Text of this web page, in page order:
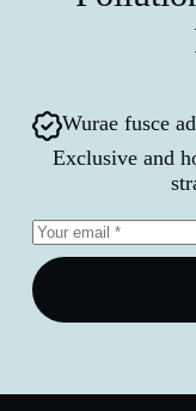
Wurae fusce
Exclusive and